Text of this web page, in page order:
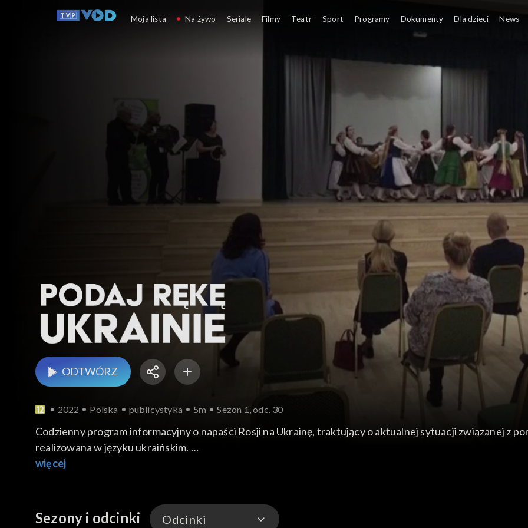
ODTWÓRZ
2022 Polska publicystyka 5m Sezon 1, odc. 30
Codzienny program informacyjny o napaści Rosji na Ukrainę, traktujący o aktualnej sytuacji związanej z
realizowana w języku ukraińskim.
W tym odcinku: Fundacja Pomoc Polakom na Wschodzie - działania na rzecz uchodźców i Polaków
więcej
Sezony i odcinki Odcinki
Moja lista Na żywo Seriale Filmy Teatr Sport Programy Dokumenty Dla dzieci News